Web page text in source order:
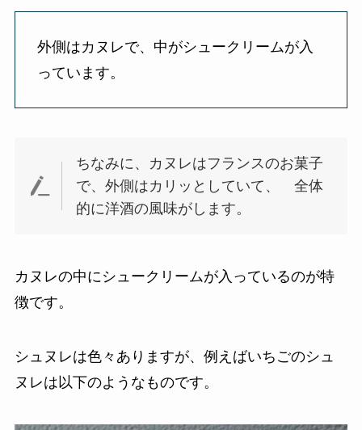
外側はカヌレで、中がシュークリームが入
っています。
ちなみに、カヌレはフランスのお菓子
で、外側はカリッとしていて、 全体
的に洋酒の風味がします。
カヌレの中にシュークリームが入っているのが特
徴です。
シュヌレは色々ありますが、例えばいちごのシュ
ヌレは以下のようなものです。